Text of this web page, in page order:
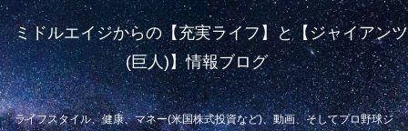
ミドルエイジからの【充実ライフ】と【ジャイアンツ
(巨人)】情報ブログ
ライフスタイル、健康、マネー(米国株式投資など)、動画、そしてプロ野球ジ